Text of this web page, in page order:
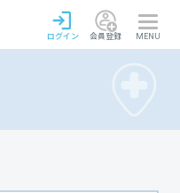
ログイン 会員登録 MENU